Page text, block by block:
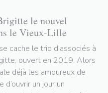
le nouvel
le Vieux-Lille
cache le trio d’associés à
ouvert en 2019. Alors
déjà les amoureux de
un jour un